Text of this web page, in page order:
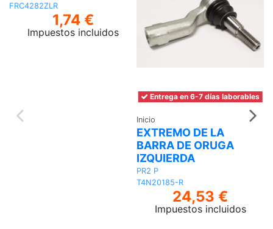
FRC4282ZLR
1,74 €
Impuestos incluidos
Añadir
Entrega en 6-7 días laborables
Inicio
EXTREMO DE LA
BARRA DE ORUGA
IZQUIERDA
PR2 P
T4N20185-R
24,53 €
Impuestos incluidos